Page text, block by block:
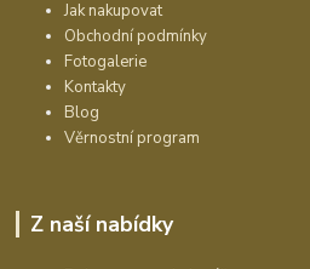
Jak nakupovat
Obchodní podmínky
Fotogalerie
Kontakty
Blog
Věrnostní program
Z naší nabídky